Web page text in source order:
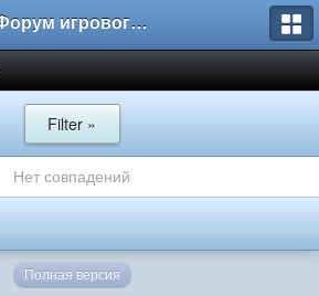
Форум игрового проекта Riverrise
Filter »
Нет совпадений
Полная версия